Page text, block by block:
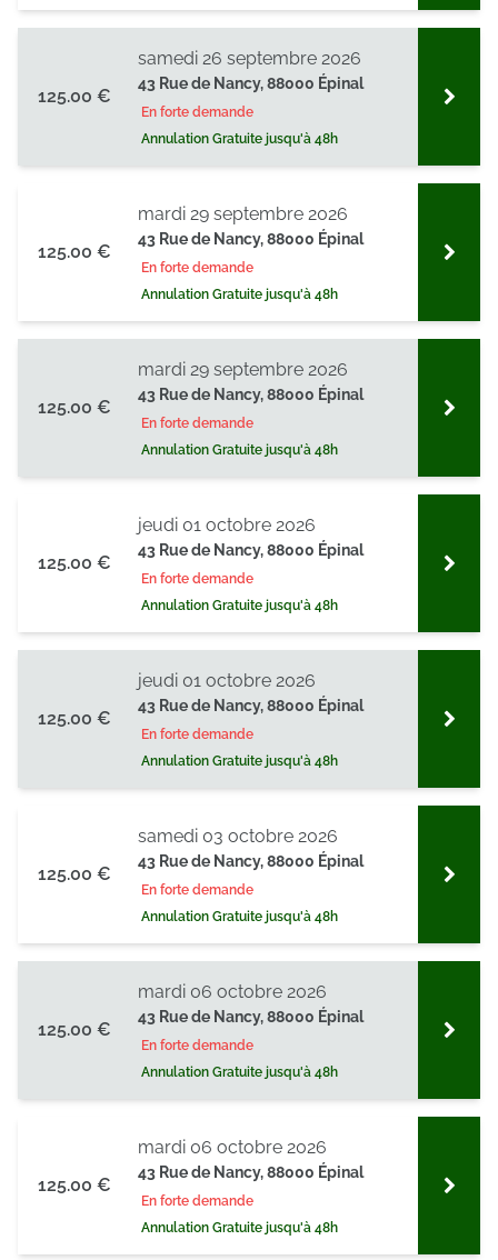
125.00 €
43 Rue de Nancy, 88000 Épinal
En forte demande
Annulation Gratuite jusqu'à 48h
samedi 26 septembre 2026
125.00 €
43 Rue de Nancy, 88000 Épinal
En forte demande
Annulation Gratuite jusqu'à 48h
mardi 29 septembre 2026
125.00 €
43 Rue de Nancy, 88000 Épinal
En forte demande
Annulation Gratuite jusqu'à 48h
mardi 29 septembre 2026
125.00 €
43 Rue de Nancy, 88000 Épinal
En forte demande
Annulation Gratuite jusqu'à 48h
jeudi 01 octobre 2026
125.00 €
43 Rue de Nancy, 88000 Épinal
En forte demande
Annulation Gratuite jusqu'à 48h
jeudi 01 octobre 2026
125.00 €
43 Rue de Nancy, 88000 Épinal
En forte demande
Annulation Gratuite jusqu'à 48h
samedi 03 octobre 2026
125.00 €
43 Rue de Nancy, 88000 Épinal
En forte demande
Annulation Gratuite jusqu'à 48h
mardi 06 octobre 2026
125.00 €
43 Rue de Nancy, 88000 Épinal
En forte demande
Annulation Gratuite jusqu'à 48h
mardi 06 octobre 2026